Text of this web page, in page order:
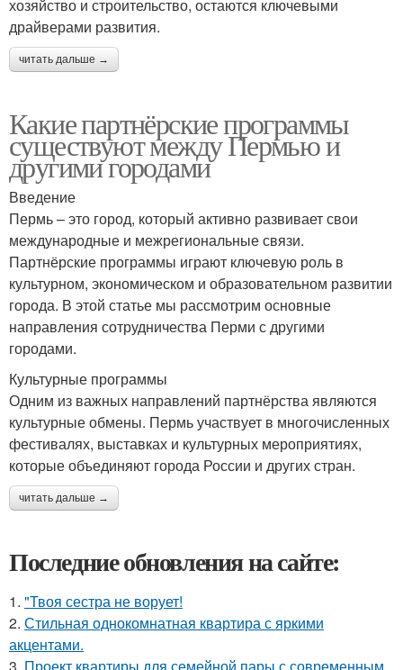
хозяйство и строительство, остаются ключевыми
драйверами развития.
читать дальше →
Какие партнёрские программы
существуют между Пермью и
другими городами
Введение
Пермь – это город, который активно развивает свои
международные и межрегиональные связи.
Партнёрские программы играют ключевую роль в
культурном, экономическом и образовательном развитии
города. В этой статье мы рассмотрим основные
направления сотрудничества Перми с другими
городами.
Культурные программы
Одним из важных направлений партнёрства являются
культурные обмены. Пермь участвует в многочисленных
фестивалях, выставках и культурных мероприятиях,
которые объединяют города России и других стран.
читать дальше →
Последние обновления на сайте:
1. "Твоя сестра не ворует!
2. Стильная однокомнатная квартира с яркими
акцентами.